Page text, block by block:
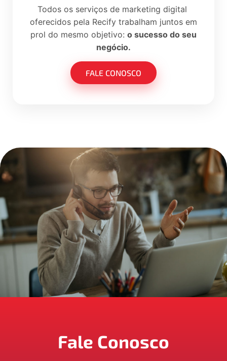
Todos os serviços de marketing digital
oferecidos pela Recify trabalham juntos em
prol do mesmo objetivo: o sucesso do seu
negócio.
FALE CONOSCO
Fale Conosco